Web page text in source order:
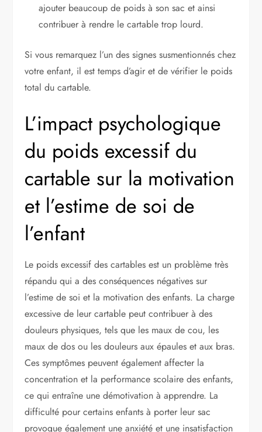
ajouter beaucoup de poids à son sac et ainsi
contribuer à rendre le cartable trop lourd.
Si vous remarquez l’un des signes susmentionnés chez
votre enfant, il est temps d’agir et de vérifier le poids
total du cartable.
L’impact psychologique
du poids excessif du
cartable sur la motivation
et l’estime de soi de
l’enfant
Le poids excessif des cartables est un problème très
répandu qui a des conséquences négatives sur
l’estime de soi et la motivation des enfants. La charge
excessive de leur cartable peut contribuer à des
douleurs physiques, tels que les maux de cou, les
maux de dos ou les douleurs aux épaules et aux bras.
Ces symptômes peuvent également affecter la
concentration et la performance scolaire des enfants,
ce qui entraîne une démotivation à apprendre. La
difficulté pour certains enfants à porter leur sac
provoque également une anxiété et une insatisfaction